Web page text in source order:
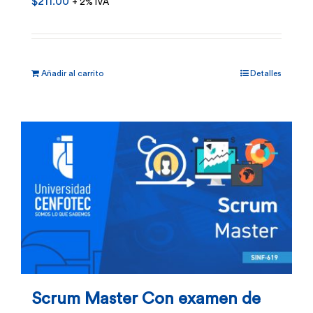
Añadir al carrito Detalles
Scrum Master Con examen de